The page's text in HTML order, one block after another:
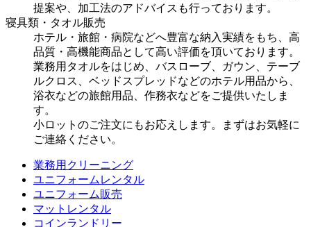
提案や、加工法のアドバイスも行っております。
寝具類・タオル販売
ホテル・旅館・病院などへ豊富な納入実績をもち、高
品質・高機能商品として高い評価を頂いております。
業務用タオルをはじめ、バスローブ、ガウン、テーブ
ルクロス、ベッドスプレッドなどのホテル用品から、
浴衣などの旅館用品、作務衣などをご提供いたしま
す。
小ロットのご注文にもお応えします。まずはお気軽に
ご連絡ください。
業務用クリーニング
ユニフォームレンタル
ユニフォーム販売
マットレンタル
コインランドリー